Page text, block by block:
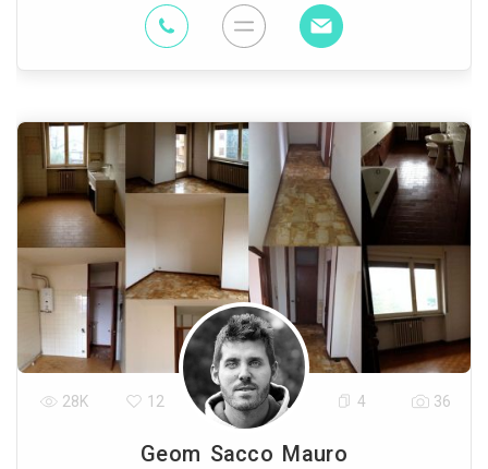
Geom Sacco Mauro
28K 12 4 36